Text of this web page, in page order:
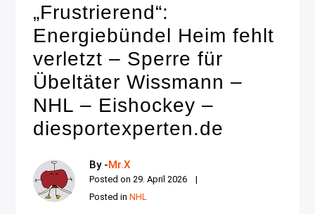
„Frustrierend“:
Energiebündel Heim fehlt
verletzt – Sperre für
Übeltäter Wissmann –
NHL – Eishockey –
diesportexperten.de
By -Mr.X
Posted on 29. April 2026
Posted inNHL